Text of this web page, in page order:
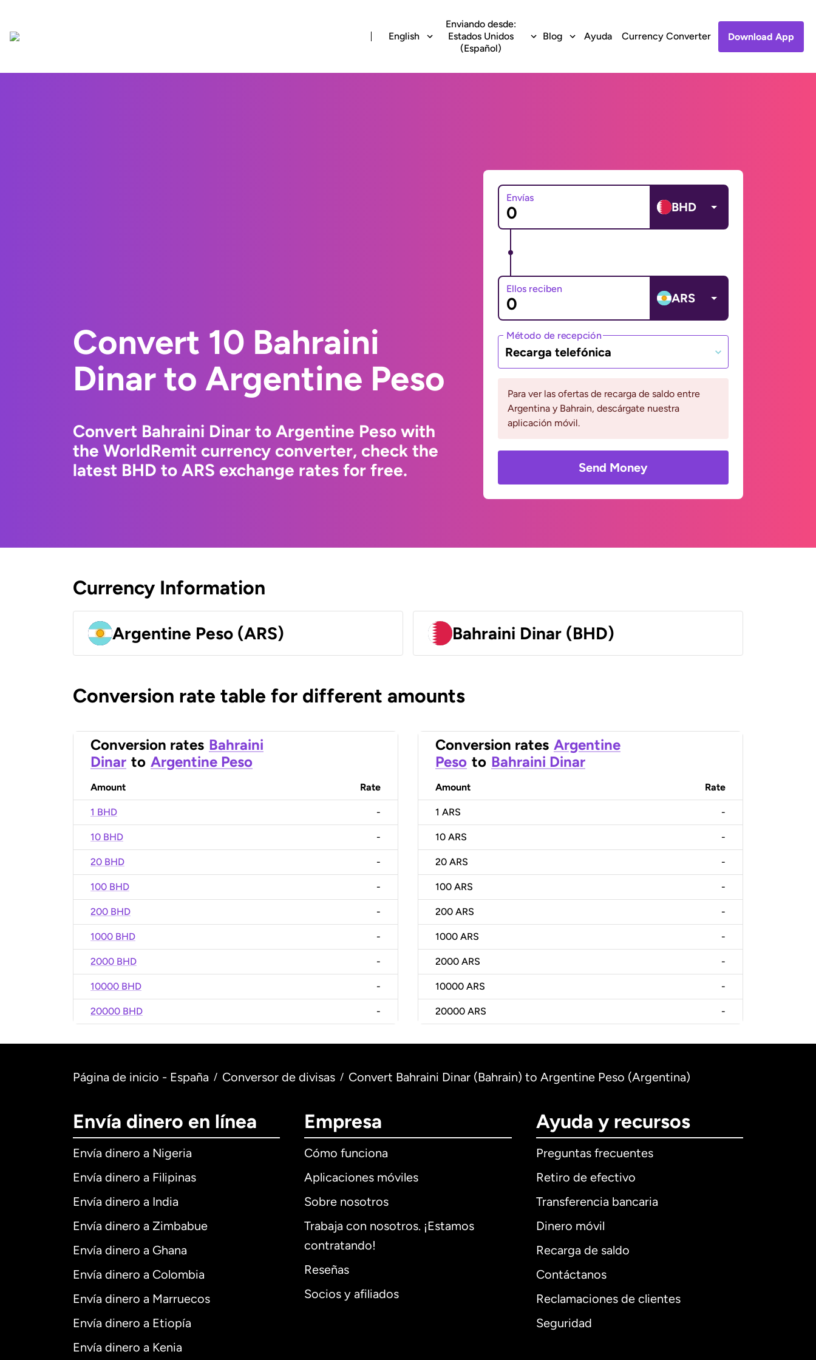
English
Enviando desde:
Estados Unidos
(Español)
Blog Ayuda Currency Converter Download App
Convert 10 Bahraini
Dinar to Argentine Peso
Convert Bahraini Dinar to Argentine Peso with
the WorldRemit currency converter, check the
latest BHD to ARS exchange rates for free.
Envías
BHD
Ellos reciben
ARS
Método de recepción
Recarga telefónica
Para ver las ofertas de recarga de saldo entre
Argentina y Bahrain, descárgate nuestra
aplicación móvil.
Send Money
Currency Information
Argentine Peso (ARS) Bahraini Dinar (BHD)
Conversion rate table for different amounts
Conversion rates Bahraini
Dinar to Argentine Peso
Amount Rate
1 BHD -
10 BHD -
20 BHD -
100 BHD -
200 BHD -
1000 BHD -
2000 BHD -
10000 BHD -
20000 BHD -
Conversion rates Argentine
Peso to Bahraini Dinar
Amount Rate
1 ARS -
10 ARS -
20 ARS -
100 ARS -
200 ARS -
1000 ARS -
2000 ARS -
10000 ARS -
20000 ARS -
Página de inicio - España / Conversor de divisas / Convert Bahraini Dinar (Bahrain) to Argentine Peso (Argentina)
Envía dinero en línea
Envía dinero a Nigeria
Envía dinero a Filipinas
Envía dinero a India
Envía dinero a Zimbabue
Envía dinero a Ghana
Envía dinero a Colombia
Envía dinero a Marruecos
Envía dinero a Etiopía
Envía dinero a Kenia
Empresa
Cómo funciona
Aplicaciones móviles
Sobre nosotros
Trabaja con nosotros. ¡Estamos
contratando!
Reseñas
Socios y afiliados
Ayuda y recursos
Preguntas frecuentes
Retiro de efectivo
Transferencia bancaria
Dinero móvil
Recarga de saldo
Contáctanos
Reclamaciones de clientes
Seguridad